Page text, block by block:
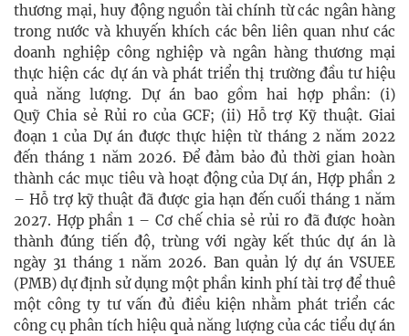
thương mại, huy động nguồn tài chính từ các ngân hàng
trong nước và khuyến khích các bên liên quan như các
doanh nghiệp công nghiệp và ngân hàng thương mại
thực hiện các dự án và phát triển thị trường đầu tư hiệu
quả năng lượng. Dự án bao gồm hai hợp phần: (i)
Quỹ Chia sẻ Rủi ro của GCF; (ii) Hỗ trợ Kỹ thuật. Giai
đoạn 1 của Dự án được thực hiện từ tháng 2 năm 2022
đến tháng 1 năm 2026. Để đảm bảo đủ thời gian hoàn
thành các mục tiêu và hoạt động của Dự án, Hợp phần 2
– Hỗ trợ kỹ thuật đã được gia hạn đến cuối tháng 1 năm
2027. Hợp phần 1 – Cơ chế chia sẻ rủi ro đã được hoàn
thành đúng tiến độ, trùng với ngày kết thúc dự án là
ngày 31 tháng 1 năm 2026. Ban quản lý dự án VSUEE
(PMB) dự định sử dụng một phần kinh phí tài trợ để thuê
một công ty tư vấn đủ điều kiện nhằm phát triển các
công cụ phân tích hiệu quả năng lượng của các tiểu dự án